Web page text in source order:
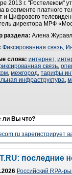
2013 г. "Ростелеком"
в сегменте платного
и Цифрового
директора МРФ
раздела: Алена
Фиксированная связь,
слова: интернет,
связь,
, межгород, тарифы
инфраструктура,
ли Вы что?
зарегистрирует
последние
Российский RPA-